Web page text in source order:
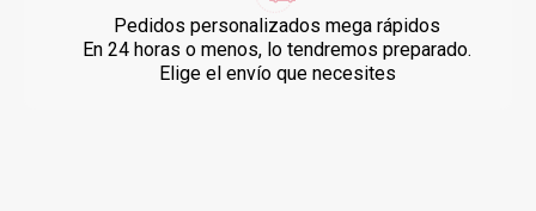
Pedidos personalizados mega rápidos
En 24 horas o menos, lo tendremos preparado.
Elige el envío que necesites